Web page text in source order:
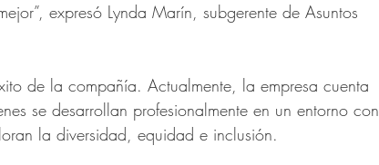
expresó Lynda Marín, subgerente de Asuntos
de la compañía. Actualmente, la empresa cuenta
se desarrollan profesionalmente en un entorno con
la diversidad, equidad e inclusión.